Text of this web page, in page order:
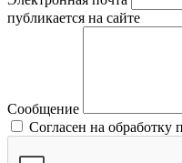
публикается на сайте
Сообщение
Согласен на обработку